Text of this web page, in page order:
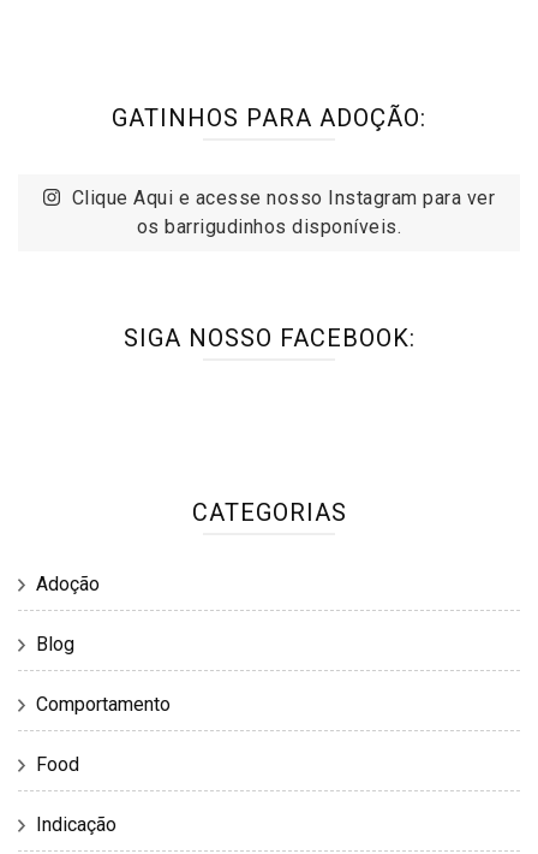
GATINHOS PARA ADOÇÃO:
Clique Aqui e acesse nosso Instagram para ver
os barrigudinhos disponíveis.
SIGA NOSSO FACEBOOK:
CATEGORIAS
Adoção
Blog
Comportamento
Food
Indicação